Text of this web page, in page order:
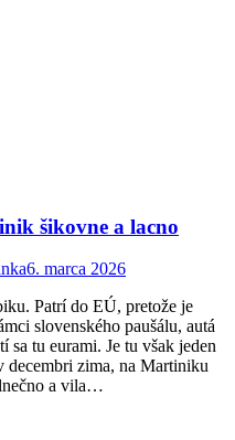
šikovne a lacno
6. marca 2026
Patrí do EÚ, pretože je
slovenského paušálu, autá
sa tu eurami. Je tu však jeden
decembri zima, na Martiniku
a vila…